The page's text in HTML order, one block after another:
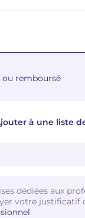
remboursé
à une liste
dédiées aux
votre